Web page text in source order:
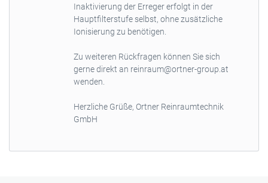
Inaktivierung der Erreger erfolgt in der
Hauptfilterstufe selbst, ohne zusätzliche
Ionisierung zu benötigen.
Zu weiteren Rückfragen können Sie sich
gerne direkt an reinraum@ortner-group.at
wenden.
Herzliche Grüße, Ortner Reinraumtechnik
GmbH